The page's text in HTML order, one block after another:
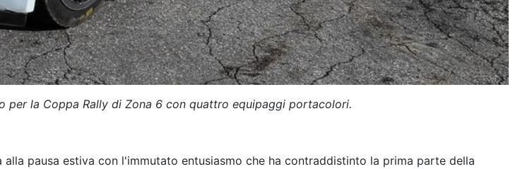
per la Coppa Rally di Zona 6 con quattro equipaggi portacolori.
pausa estiva con l'immutato entusiasmo che ha contraddistinto la prima parte della